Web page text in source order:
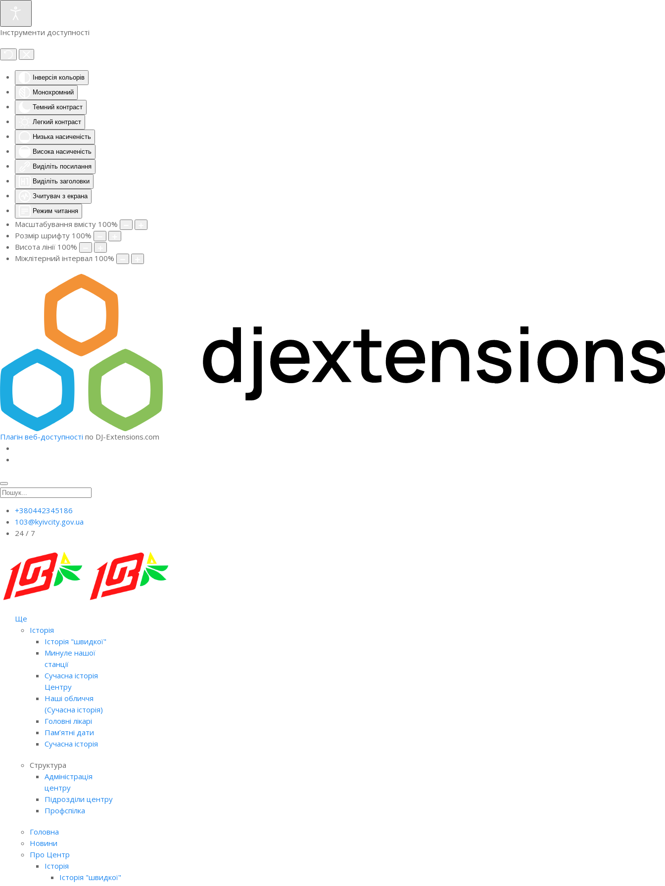
Інструменти доступності
Інверсія кольорів
Монохромний
Темний контраст
Легкий контраст
Низька насиченість
Висока насиченість
Виділіть посилання
Виділіть заголовки
Зчитувач з екрана
Режим читання
Масштабування вмісту 100%
Розмір шрифту 100%
Висота лінії 100%
Міжлітерний інтервал 100%
Плагін веб-доступності по DJ-Extensions.com
+380442345186
103@kyivcity.gov.ua
24 / 7
Ще
Історія
Історія "швидкої"
Минуле нашої
станції
Сучасна історія
Центру
Наші обличчя
(Сучасна історія)
Головні лікарі
Пам’ятні дати
Сучасна історія
Структура
Адміністрація
центру
Підрозділи центру
Профспілка
Головна
Новини
Про Центр
Історія
Історія "швидкої"